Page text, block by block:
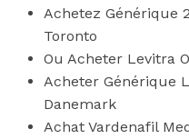
Achetez Générique
Toronto
Ou Acheter Levitra
Acheter Générique
Danemark
Achat Vardenafil